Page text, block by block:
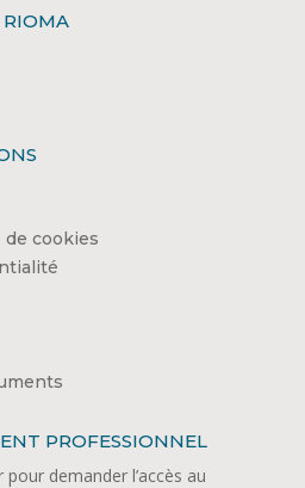
RIOMA
cookies
PROFESSIONNEL
demander l’accès au